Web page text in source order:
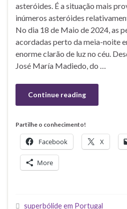
asteróides. É a situação mais
inúmeros asteróides
No dia 18 de Maio de 2024, as
acordadas perto da meia-noite
enorme clarão de luz no céu.
José María Madiedo, do …
Continue reading
Partilhe o conhecimento!
Facebook X
More
superbólide em Portugal